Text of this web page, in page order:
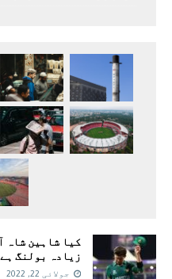
کیا شاہین شاہ
زیادہ بولنگ
جولائی 22, 2022